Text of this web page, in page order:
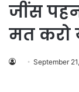
जींस
मत करो
September